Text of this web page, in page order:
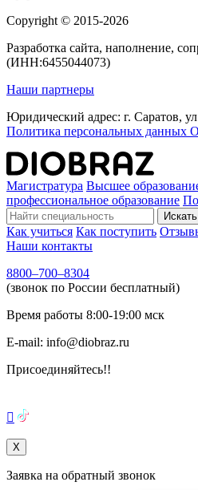
Copyright © 2015-2026
Разработка сайта, наполнение,
(ИНН:6455044073)
Наши партнеры
Юридический адрес: г. Саратов,
Политика персональных данных
Магистратура Высшее
профессиональное образование
Искать
Как учиться Как поступить
Наши контакты
8800–700–8304
(звонок по России бесплатный)
Время работы 8:00-19:00 мск
E-mail: info@diobraz.ru
Присоединяйтесь!!

X
Заявка на обратный звонок